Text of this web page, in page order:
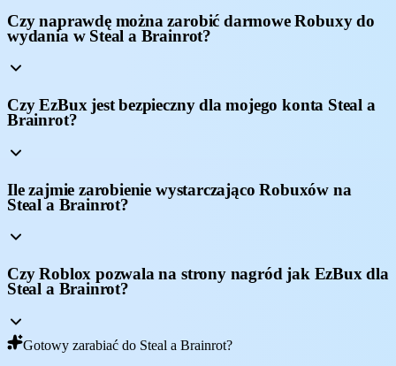
Czy naprawdę można zarobić darmowe Robuxy do
wydania w Steal a Brainrot?
Czy EzBux jest bezpieczny dla mojego konta Steal a
Brainrot?
Ile zajmie zarobienie wystarczająco Robuxów na
Steal a Brainrot?
Czy Roblox pozwala na strony nagród jak EzBux dla
Steal a Brainrot?
Gotowy zarabiać do Steal a Brainrot?